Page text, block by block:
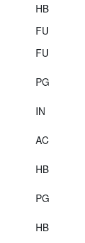
HB
FU
FU
PG
IN
AC
HB
PG
HB